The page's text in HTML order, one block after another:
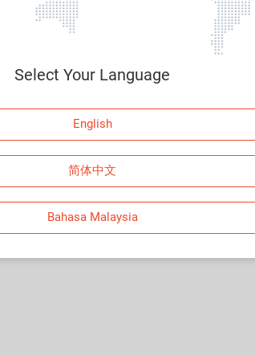
Select Your Language
English
简体中文
Bahasa Malaysia